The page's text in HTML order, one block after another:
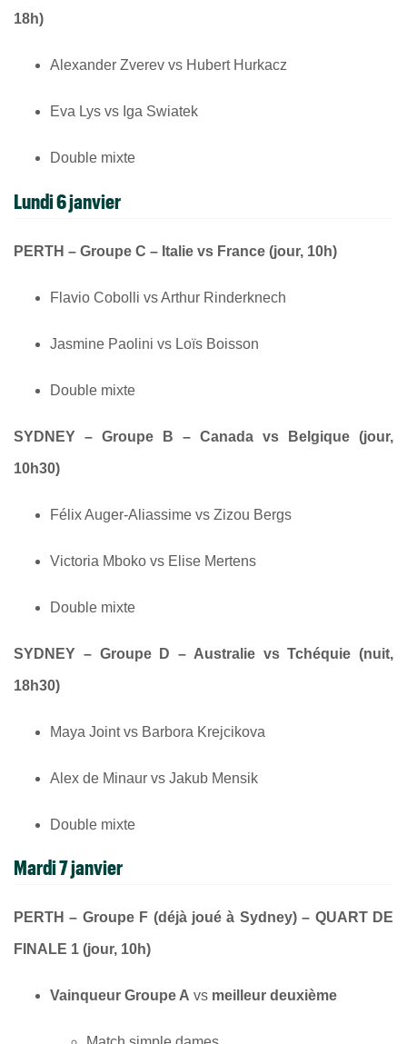
18h)
Alexander Zverev vs Hubert Hurkacz
Eva Lys vs Iga Swiatek
Double mixte
Lundi 6 janvier
PERTH – Groupe C – Italie vs France (jour, 10h)
Flavio Cobolli vs Arthur Rinderknech
Jasmine Paolini vs Loïs Boisson
Double mixte
SYDNEY – Groupe B – Canada vs Belgique (jour,
10h30)
Félix Auger-Aliassime vs Zizou Bergs
Victoria Mboko vs Elise Mertens
Double mixte
SYDNEY – Groupe D – Australie vs Tchéquie (nuit,
18h30)
Maya Joint vs Barbora Krejcikova
Alex de Minaur vs Jakub Mensik
Double mixte
Mardi 7 janvier
PERTH – Groupe F (déjà joué à Sydney) – QUART DE
FINALE 1 (jour, 10h)
Vainqueur Groupe A vs meilleur deuxième